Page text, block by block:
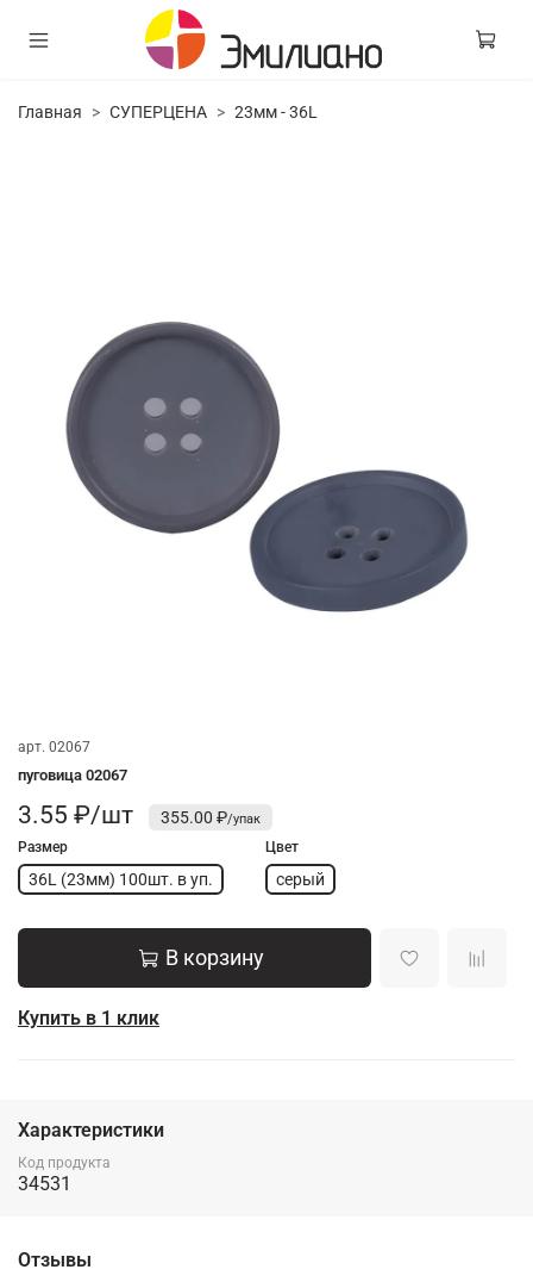
Главная СУПЕРЦЕНА 23мм - 36L
арт. 02067
пуговица 02067
3.55 ₽/шт 355.00 ₽
Размер
36L (23мм) 100шт. в уп.
Цвет
серый
В корзину
Купить в 1 клик
Характеристики
Код продукта
34531
Отзывы